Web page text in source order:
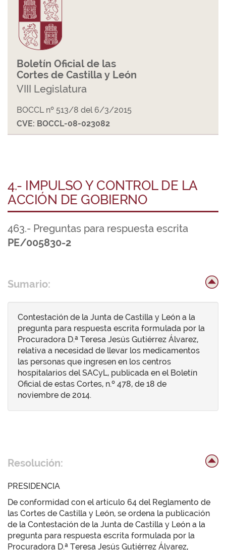
Boletín Oficial de las
Cortes de Castilla y León
VIII Legislatura
BOCCL nº 513/8 del 6/3/2015
CVE: BOCCL-08-023082
4.- IMPULSO Y CONTROL DE LA
ACCIÓN DE GOBIERNO
463.- Preguntas para respuesta escrita
PE/005830-2
Sumario:
Contestación de la Junta de Castilla y León a la
pregunta para respuesta escrita formulada por la
Procuradora D.ª Teresa Jesús Gutiérrez Álvarez,
relativa a necesidad de llevar los medicamentos
las personas que ingresen en los centros
hospitalarios del SACyL, publicada en el Boletín
Oficial de estas Cortes, n.º 478, de 18 de
noviembre de 2014.
Resolución:
PRESIDENCIA
De conformidad con el artículo 64 del Reglamento de
las Cortes de Castilla y León, se ordena la publicación
de la Contestación de la Junta de Castilla y León a la
pregunta para respuesta escrita formulada por la
Procuradora D.ª Teresa Jesús Gutiérrez Álvarez,